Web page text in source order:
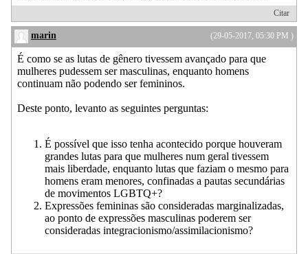
Citar
(29-05-2017, 05:30 PM )
marin
É como se as lutas de gênero tivessem avançado para que
mulheres pudessem ser masculinas, enquanto homens
continuam não podendo ser femininos.
Deste ponto, levanto as seguintes perguntas:
É possível que isso tenha acontecido porque houveram
grandes lutas para que mulheres num geral tivessem
mais liberdade, enquanto lutas que faziam o mesmo para
homens eram menores, confinadas a pautas secundárias
de movimentos LGBTQ+?
Expressões femininas são consideradas marginalizadas,
ao ponto de expressões masculinas poderem ser
consideradas integracionismo/assimilacionismo?